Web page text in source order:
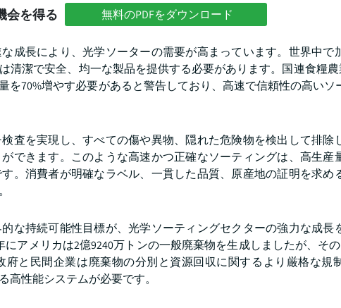
会を得る 無料のPDFをダウンロード
成長により、光学ソーターの需要が高まっています。世界中で
潔で安全、均一な製品を提供する必要があります。国連食糧農
を70%増やす必要があると警告しており、高速で信頼性の高いソ
査を実現し、すべての傷や異物、隠れた危険物を検出して排除
できます。このような高速かつ正確なソーティングは、高生産
。消費者が明確なラベル、一貫した品質、原産地の証明を求め
な持続可能性目標が、光学ソーティングセクターの強力な成長
アメリカは2億9240万トンの一般廃棄物を生成しましたが、そ
と民間企業は廃棄物の分別と資源回収に関するより厳格な規
高性能システムが必要です。